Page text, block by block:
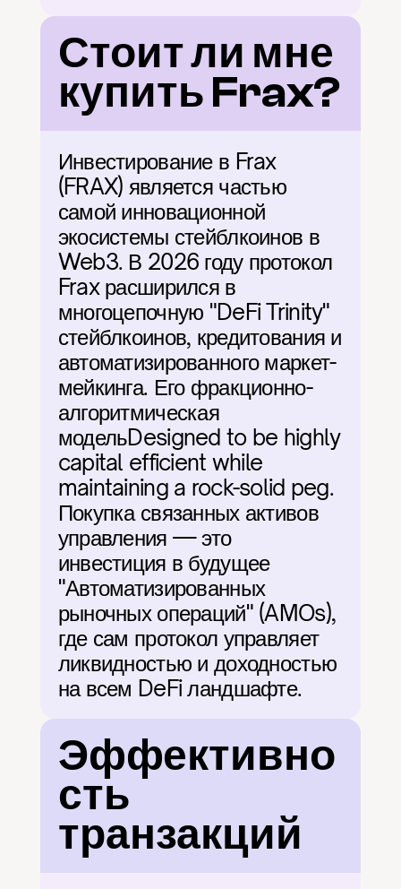
Стоит ли мне
купить Frax?
Инвестирование в Frax
(FRAX) является частью
самой инновационной
экосистемы стейблкоинов в
Web3. В 2026 году протокол
Frax расширился в
многоцепочную "DeFi Trinity"
стейблкоинов, кредитования и
автоматизированного маркет-
мейкинга. Его фракционно-
алгоритмическая
модельDesigned to be highly
capital efficient while
maintaining a rock-solid peg.
Покупка связанных активов
управления — это
инвестиция в будущее
"Автоматизированных
рыночных операций" (AMOs),
где сам протокол управляет
ликвидностью и доходностью
на всем DeFi ландшафте.
Эффективно
сть
транзакций